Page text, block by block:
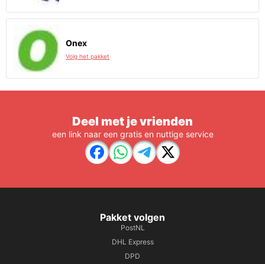
Onex
Volg het pakket
Deel met je vrienden
een link naar een gratis en nuttige service
Pakket volgen
PostNL
DHL Express
DPD